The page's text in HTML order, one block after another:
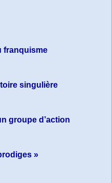
franquisme
singulière
groupe d’action
»